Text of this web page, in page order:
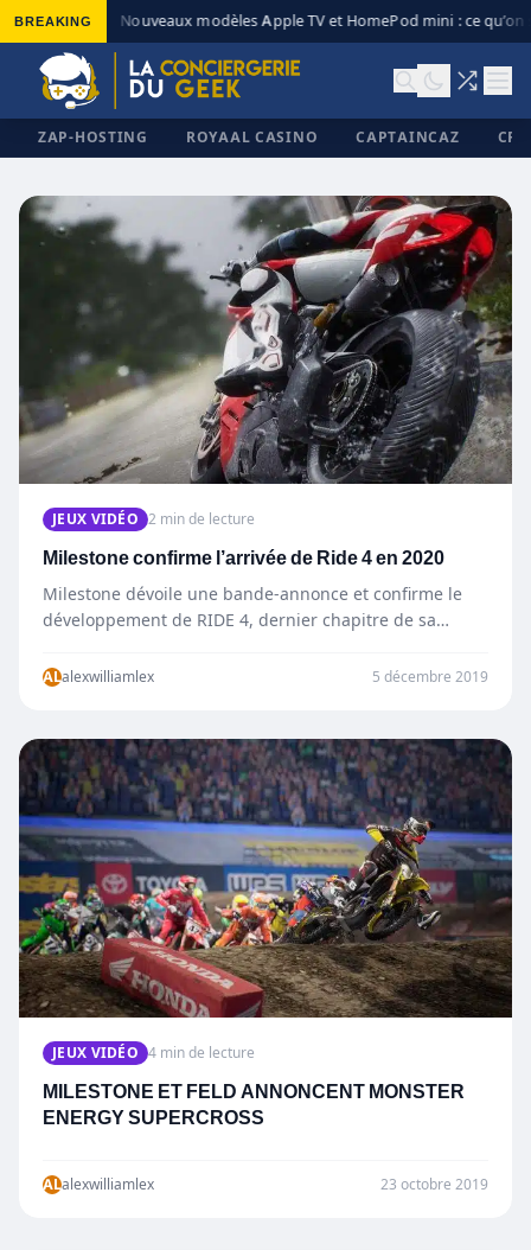
BREAKING Nouveaux modèles Apple TV et HomePod mini : ce qu’on
ZAP-HOSTING ROYAAL CASINO CAPTAINCAZ
✕
JEUX VIDÉO 2 min de lecture
Milestone confirme l’arrivée de Ride 4 en 2020
Milestone dévoile une bande-annonce et confirme le
développement de RIDE 4, dernier chapitre de sa
ALalexwilliamlex 5 décembre 2019
JEUX VIDÉO 4 min de lecture
MILESTONE ET FELD ANNONCENT MONSTER
ENERGY SUPERCROSS
ALalexwilliamlex 23 octobre 2019